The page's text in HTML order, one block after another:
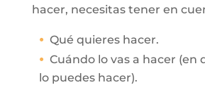
hacer, necesitas tener en
Qué quieres hacer.
Cuándo lo vas a hacer
lo puedes hacer).